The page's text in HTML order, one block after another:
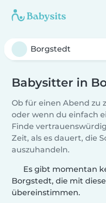
Babysitter in
Ob für einen Abend zu
oder wenn du einfach
Finde
Zeit, als es dauert, die
auszuhandeln.
Es gibt momentan
Borgstedt, die mit
übereinstimmen.